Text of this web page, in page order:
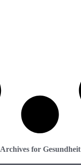
Archives for Gesundheit